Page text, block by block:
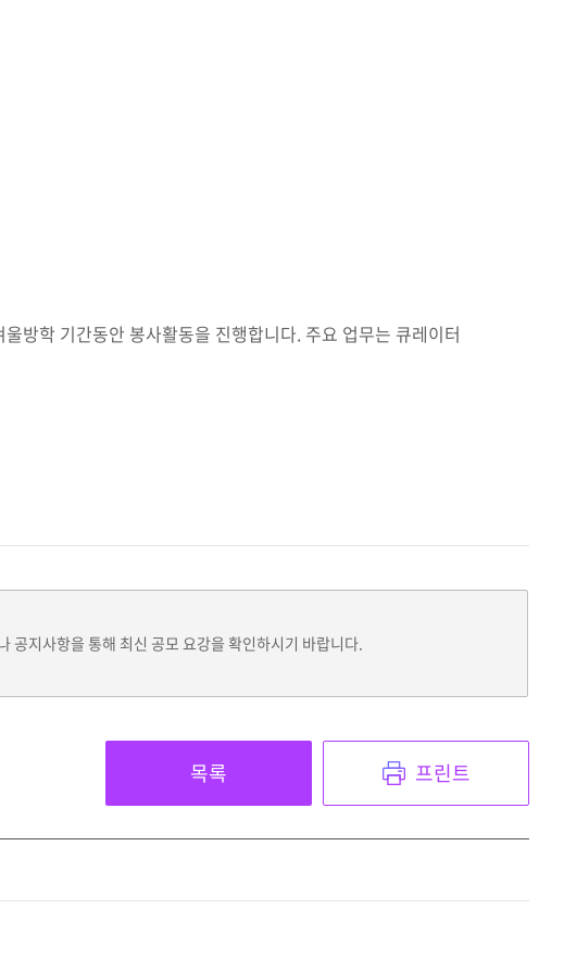
방학 기간동안 봉사활동을 진행합니다. 주요 업무는 큐레이터
공지사항을 통해 최신 공모 요강을 확인하시기 바랍니다.
목록 프린트